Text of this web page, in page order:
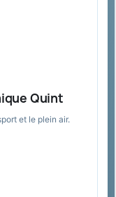
Quint
et le plein air.